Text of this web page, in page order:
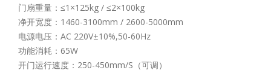
门扇重量：≤1×125kg / ≤2×100kg
净开宽度：1460-3100mm / 2600-5000mm
电源电压：AC 220V±10%,50-60Hz
功能消耗：65W
开门运行速度：250-450mm/S（可调）